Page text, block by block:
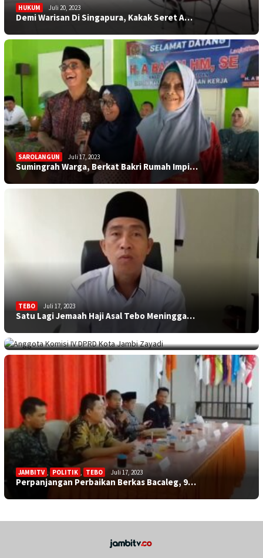
HUKUM Juli 20, 2023
Demi Warisan Di Singapura, Kakak Seret A…
SAROLANGUN Juli 17, 2023
Sumingrah Warga, Berkat Bakri Rumah Impi…
TEBO Juli 17, 2023
Satu Lagi Jemaah Haji Asal Tebo Meningga…
KOTA JAMBI
Sekolah Minim Siswa, Dewan: Diknas Harus…
JAMBITV , POLITIK TEBO Juli 17, 2023
Perpanjangan Perbaikan Berkas Bacaleg, 9…